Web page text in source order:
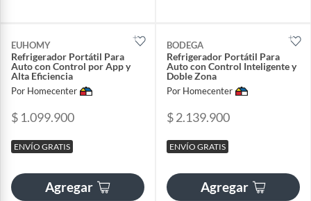
EUHOMY
Refrigerador Portátil Para
Auto con Control por App y
Alta Eficiencia
Por Homecenter
$ 1.099.900
ENVÍO GRATIS
Agregar
BODEGA
Refrigerador Portátil Para
Auto con Control Inteligente y
Doble Zona
Por Homecenter
$ 2.139.900
ENVÍO GRATIS
Agregar